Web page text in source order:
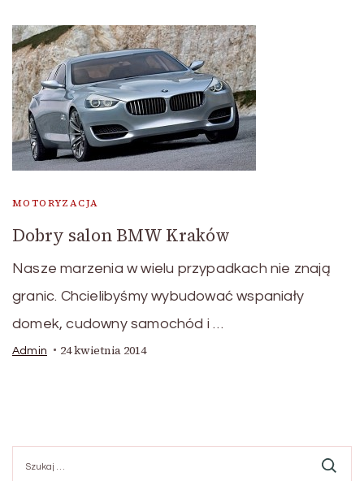
MOTORYZACJA
Dobry salon BMW Kraków
Nasze marzenia w wielu przypadkach nie znają
granic. Chcielibyśmy wybudować wspaniały
domek, cudowny samochód i …
Admin 24 kwietnia 2014